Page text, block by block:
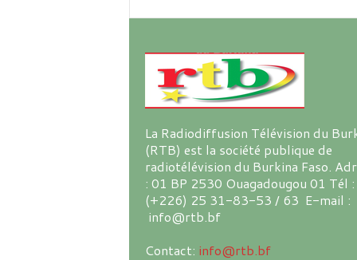
La Radiodiffusion Télévision du
(RTB) est la société publique de
radiotélévision du Burkina Faso.
: 01 BP 2530 Ouagadougou 01 Tél :
(+226) 25 31-83-53 / 63 E-mail :
info@rtb.bf
Contact: info@rtb.bf